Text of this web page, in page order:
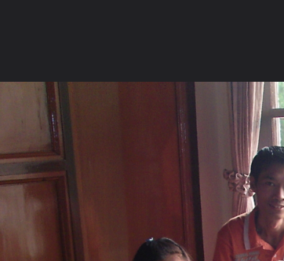
หน้าแรก cinderella2517
อนาลโย1
หน้าแรก เว็บบอร์ด มีอะไรใหม่ วิดี
คอลเล็คชั่น สถาน